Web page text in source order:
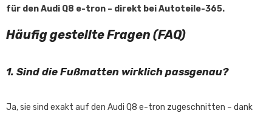
für den Audi Q8 e-tron – direkt bei Autoteile-365.
Häufig gestellte Fragen (FAQ)
1. Sind die Fußmatten wirklich passgenau?
Ja, sie sind exakt auf den Audi Q8 e-tron zugeschnitten – dank